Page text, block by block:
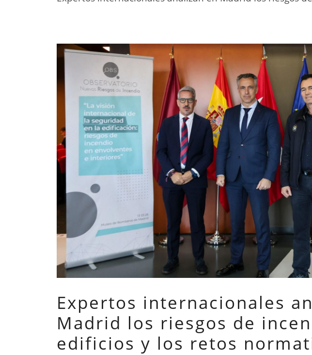
Expertos internacionales
Madrid los riesgos de
edificios y los retos